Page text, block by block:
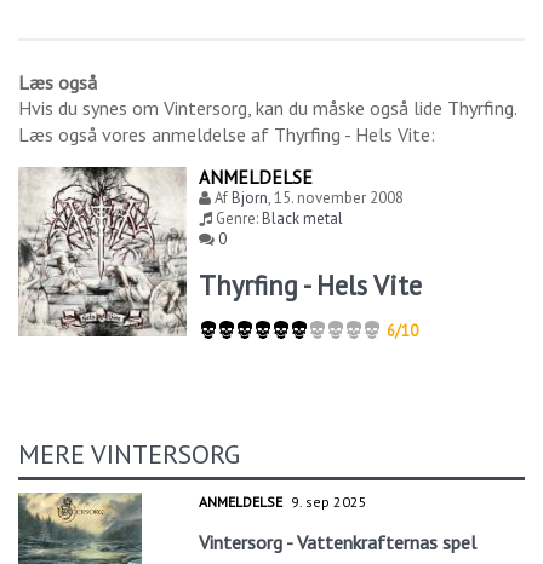
Læs også
Hvis du synes om Vintersorg, kan du måske også lide Thyrfing.
Læs også vores anmeldelse af Thyrfing - Hels Vite:
ANMELDELSE
AfBjorn,15. november 2008
Genre:Black metal
0
Thyrfing - Hels Vite
6/10
MERE VINTERSORG
ANMELDELSE 9. sep 2025
Vintersorg - Vattenkrafternas spel